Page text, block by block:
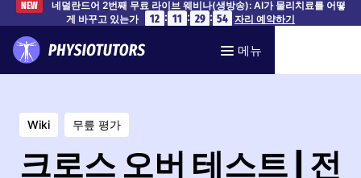
NEW
네덜란드어 2번째 무료 라이브 웨비나(생방송): AI가 물리치료를 어떻
게 바꾸고 있는가
12 : 11 : 29 : 53 자리 예약하기
메뉴
Wiki 무릎 평가
크로스 오버 테스트 | 전